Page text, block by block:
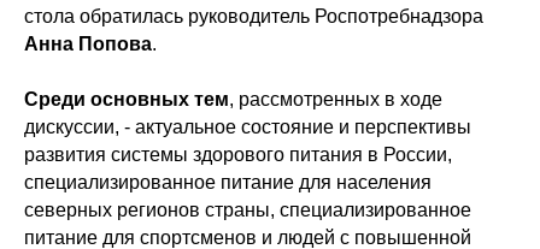
стола обратилась руководитель Роспотребнадзора
Анна Попова.
Среди основных тем, рассмотренных в ходе
дискуссии, - актуальное состояние и перспективы
развития системы здорового питания в России,
специализированное питание для населения
северных регионов страны, специализированное
питание для спортсменов и людей с повышенной